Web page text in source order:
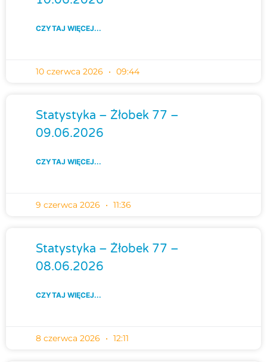
CZYTAJ WIĘCEJ...
10 czerwca 2026 09:44
Statystyka – Żłobek 77 –
09.06.2026
CZYTAJ WIĘCEJ...
9 czerwca 2026 11:36
Statystyka – Żłobek 77 –
08.06.2026
CZYTAJ WIĘCEJ...
8 czerwca 2026 12:11